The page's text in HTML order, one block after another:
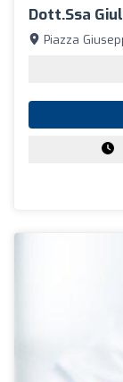
Dott.ssa
Piazza